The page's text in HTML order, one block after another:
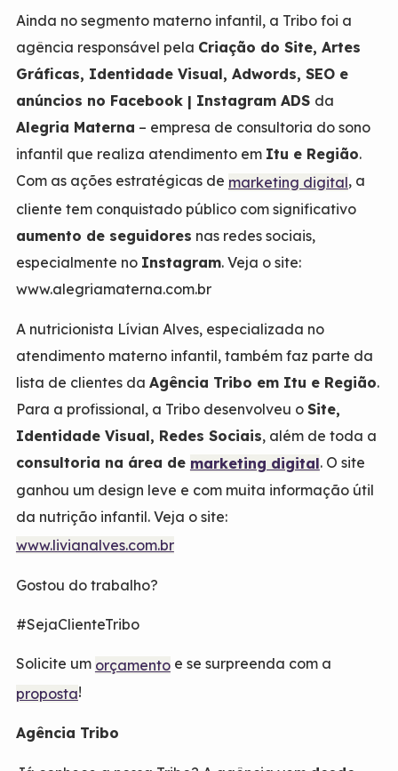
Ainda no segmento materno infantil, a Tribo foi a
agência responsável pela Criação do Site, Artes
Gráficas, Identidade Visual, Adwords, SEO e
anúncios no Facebook | Instagram ADS da
Alegria Materna – empresa de consultoria do sono
infantil que realiza atendimento em Itu e Região.
Com as ações estratégicas de marketing digital, a
cliente tem conquistado público com significativo
aumento de seguidores nas redes sociais,
especialmente no Instagram. Veja o site:
www.alegriamaterna.com.br
A nutricionista Lívian Alves, especializada no
atendimento materno infantil, também faz parte da
lista de clientes da Agência Tribo em Itu e Região.
Para a profissional, a Tribo desenvolveu o Site,
Identidade Visual, Redes Sociais, além de toda a
consultoria na área de marketing digital. O site
ganhou um design leve e com muita informação útil
da nutrição infantil. Veja o site:
www.livianalves.com.br
Gostou do trabalho?
#SejaClienteTribo
Solicite um orçamentoe se surpreenda com a
proposta!
Agência Tribo